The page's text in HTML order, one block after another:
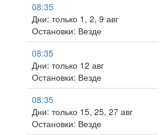
08:35
Дни: только 1, 2, 9 авг
Остановки: Везде
08:35
Дни: только 12 авг
Остановки: Везде
08:35
Дни: только 15, 25, 27 авг
Остановки: Везде